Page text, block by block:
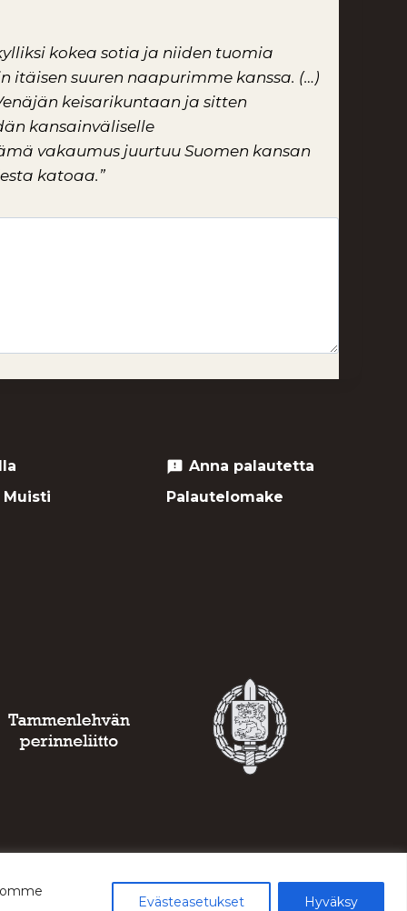
Evästeasetukset Hyväksy
kokea sotia ja niiden tuomia
suuren naapurimme kanssa. (…)
keisarikuntaan ja sitten
kansainväliselle
vakaumus juurtuu Suomen kansan
katoaa.”
Muisti
feedback Anna palautetta
Palautelomake